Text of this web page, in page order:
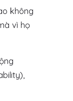
không
vì họ